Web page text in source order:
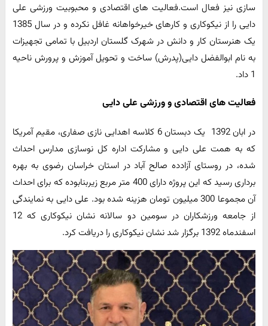
سازی نیز فعال است.فعالیت های اقتصادی و محبوبیت ورزشی علی
دایی را از نیکوکاری و کارهای خیرخواهانه غافل نکرده و در سال 1385
یک هنرستان کار و دانش در شهرک گلستان اردبیل با تمامی تجهیزات
به نام ابوالفضل دایی(پدرش) ساخت و تحویل آموزش و پرورش ناحیه
1 داد.
فعالیت های اقتصادی و ورزشی علی دایی
در ابان 1392 یک دبستان 6 کلاسه اهدایی نازی صفاری، مقیم آمریکا
که به همت علی دایی و مشارکت اداره کل نوسازی مدارس احداث
شده، در روستای آزادده صالح آباد در استان خراسان رضوی به بهره
برداری رسید که این پروژه دارای 400 متر مربع زیربنابوده که برای احداث
آن مجموعا 300 میلیون تومان هزینه شده بود. علی دایی به نمایندگی
از جامعه ورزشکاران در سومین دو سالانه نشان نیکوکاری که 12
اسفندماه 1392 برگزار شد نشان نیکوکاری را دریافت کرد.